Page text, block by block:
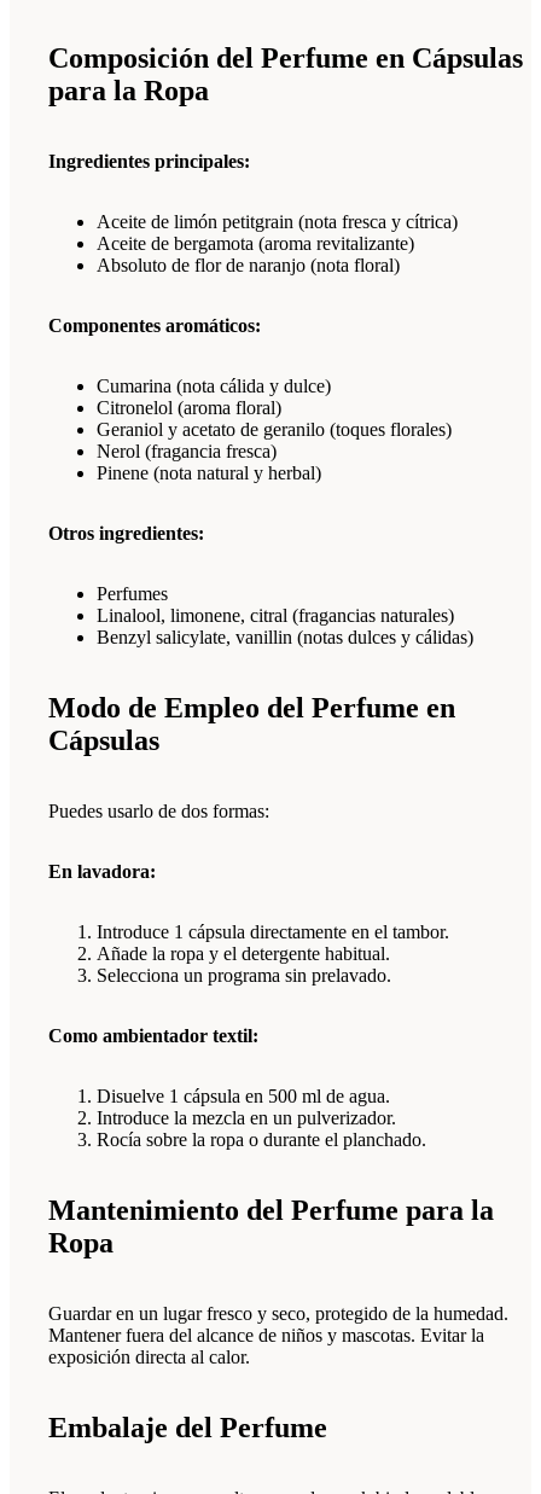
Composición del Perfume en Cápsulas
para la Ropa
Ingredientes principales:
Aceite de limón petitgrain (nota fresca y cítrica)
Aceite de bergamota (aroma revitalizante)
Absoluto de flor de naranjo (nota floral)
Componentes aromáticos:
Cumarina (nota cálida y dulce)
Citronelol (aroma floral)
Geraniol y acetato de geranilo (toques florales)
Nerol (fragancia fresca)
Pinene (nota natural y herbal)
Otros ingredientes:
Perfumes
Linalool, limonene, citral (fragancias naturales)
Benzyl salicylate, vanillin (notas dulces y cálidas)
Modo de Empleo del Perfume en
Cápsulas
Puedes usarlo de dos formas:
En lavadora:
Introduce 1 cápsula directamente en el tambor.
Añade la ropa y el detergente habitual.
Selecciona un programa sin prelavado.
Como ambientador textil:
Disuelve 1 cápsula en 500 ml de agua.
Introduce la mezcla en un pulverizador.
Rocía sobre la ropa o durante el planchado.
Mantenimiento del Perfume para la
Ropa
Guardar en un lugar fresco y seco, protegido de la humedad.
Mantener fuera del alcance de niños y mascotas. Evitar la
exposición directa al calor.
Embalaje del Perfume